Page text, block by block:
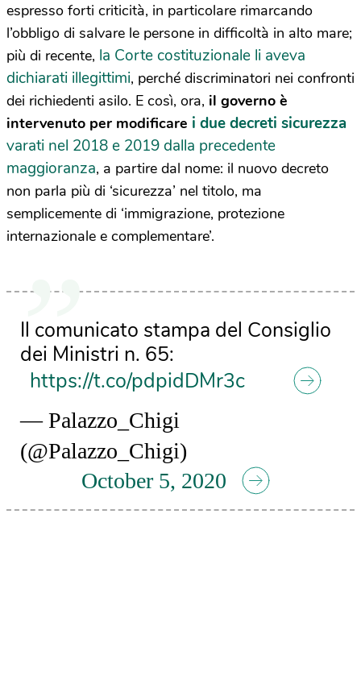
espresso forti criticità, in particolare rimarcando
l’obbligo di salvare le persone in difficoltà in alto mare;
più di recente, la Corte costituzionale li aveva
dichiarati illegittimi, perché discriminatori nei confronti
dei richiedenti asilo. E così, ora, il governo è
intervenuto per modificare i due decreti sicurezza
varati nel 2018 e 2019 dalla precedente
maggioranza, a partire dal nome: il nuovo decreto
non parla più di ‘sicurezza’ nel titolo, ma
semplicemente di ‘immigrazione, protezione
internazionale e complementare’.
Il comunicato stampa del Consiglio
dei Ministri n. 65:
https://t.co/pdpidDMr3c
— Palazzo_Chigi
(@Palazzo_Chigi)
October 5, 2020